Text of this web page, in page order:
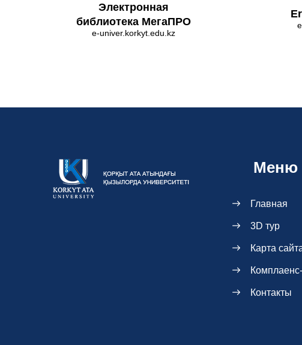
Электронная
библиотека МегаПРО
e-univer.korkyt.edu.kz
Меню
Главная
3D тур
Карта
Контакты